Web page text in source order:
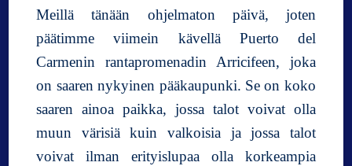
Meillä tänään ohjelmaton päivä, joten
päätimme viimein kävellä Puerto del
Carmenin rantapromenadin Arricifeen, joka
on saaren nykyinen pääkaupunki. Se on koko
saaren ainoa paikka, jossa talot voivat olla
muun värisiä kuin valkoisia ja jossa talot
voivat ilman erityislupaa olla korkeampia